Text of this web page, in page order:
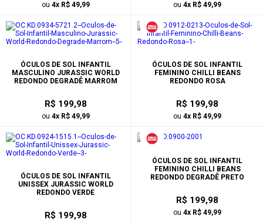
ou 4x R$ 49,99 ou 4x R$ 49,99
ÓCULOS DE SOL INFANTIL
MASCULINO JURASSIC WORLD
REDONDO DEGRADÊ MARROM
R$ 199,98
ou 4x R$ 49,99
ÓCULOS DE SOL INFANTIL
FEMININO CHILLI BEANS
REDONDO ROSA
R$ 199,98
ou 4x R$ 49,99
ÓCULOS DE SOL INFANTIL
UNISSEX JURASSIC WORLD
REDONDO VERDE
R$ 199,98
ÓCULOS DE SOL INFANTIL
FEMININO CHILLI BEANS
REDONDO DEGRADÊ PRETO
R$ 199,98
ou 4x R$ 49,99